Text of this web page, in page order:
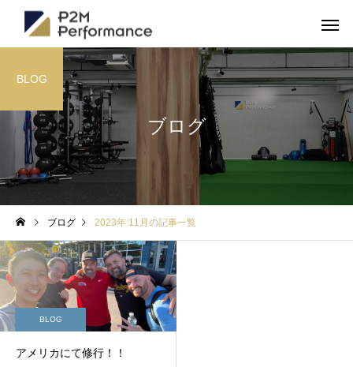
ブログ
BLOG
ブログ 2023年 11月の記事一覧
BLOG
アメリカにて修行！！